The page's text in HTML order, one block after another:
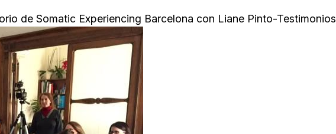
de Somatic Experiencing Barcelona con Liane Pinto-Testimonios